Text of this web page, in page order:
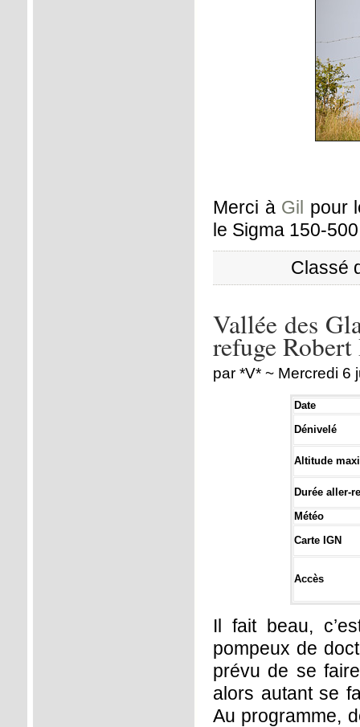
Merci à Gil pour
le Sigma 150-
Classé
Vallée des
refuge
par *V* ~ Mercredi 6
Date
Dénivelé
Altitude maxi
Durée aller-
Météo
Carte IGN
Accès
Il fait beau,
pompeux de
prévu de se
alors autant se
Au programme,